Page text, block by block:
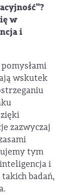
w
i
wskutek
zazwyczaj
tym
i
badań,